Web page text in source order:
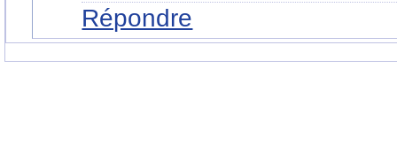
Répondre